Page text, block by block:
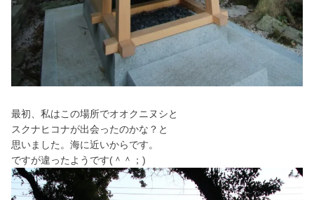
最初、私はこの場所でオオクニヌシと
スクナヒコナが出会ったのかな？と
思いました。海に近いからです。
ですが違ったようです(＾＾；)